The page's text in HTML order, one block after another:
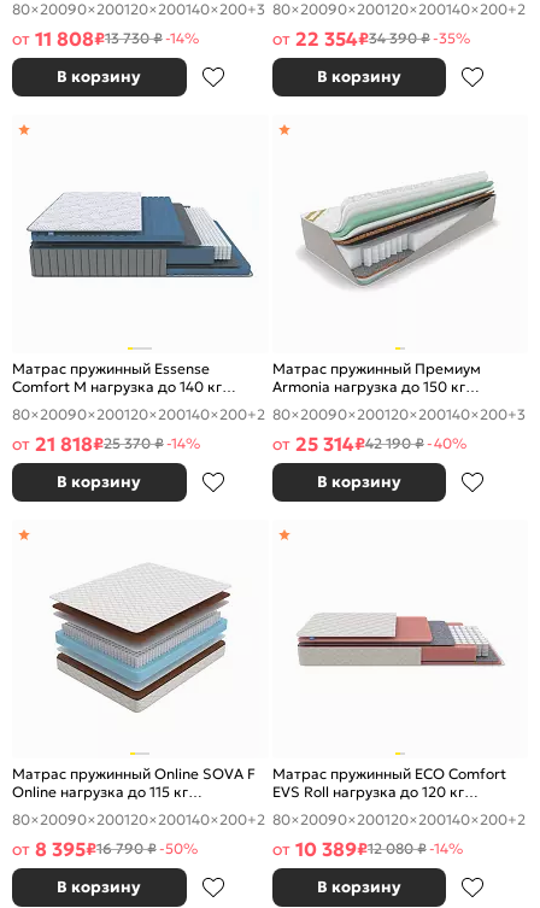
80×20090×200120×200140×200+3
от 11 808₽13 730 ₽-14%
В корзину
80×20090×200120×200140×200+2
от 22 354₽34 390 ₽-35%
В корзину
Матрас пружинный Essense
Comfort М нагрузка до 140 кг
1800x2000
80×20090×200120×200140×200+2
от 21 818₽25 370 ₽-14%
В корзину
Матрас пружинный Премиум
Armonia нагрузка до 150 кг
1800x2000
80×20090×200120×200140×200+3
от 25 314₽42 190 ₽-40%
В корзину
Матрас пружинный Online SOVA F
Online нагрузка до 115 кг
1800x2000
80×20090×200120×200140×200+2
от 8 395₽16 790 ₽-50%
В корзину
Матрас пружинный ECO Comfort
EVS Roll нагрузка до 120 кг
1800x2000
80×20090×200120×200140×200+2
от 10 389₽12 080 ₽-14%
В корзину